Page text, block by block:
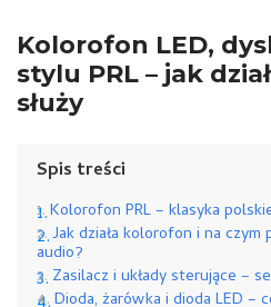
Kolorofon LED,
stylu PRL – jak
służy
Spis treści
Kolorofon PRL – klasyka
Jak działa kolorofon i na czym
audio?
Zasilacz i układy sterujące –
Dioda, żarówka i dioda LED